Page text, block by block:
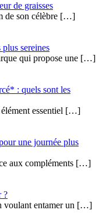
de graisses
de son célèbre […]
sereines
qui propose une […]
: quels sont les
élément essentiel […]
une journée plus
aux compléments […]
?
voulant entamer un […]